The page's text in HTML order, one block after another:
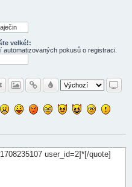
velké!:
pokusů o registraci.